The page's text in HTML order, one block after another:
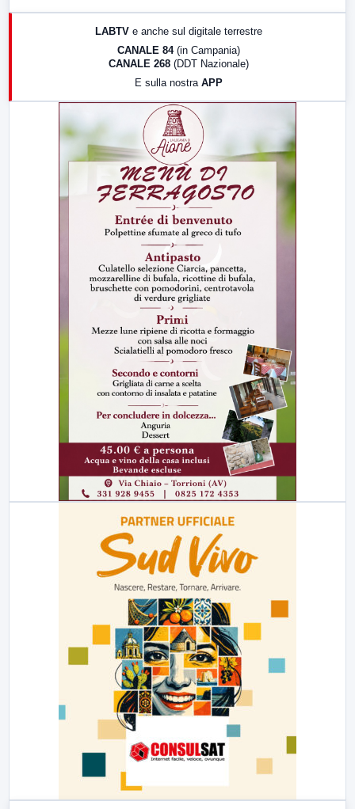
LABTV e anche sul digitale terrestre
CANALE 84 (in Campania)
CANALE 268 (DDT Nazionale)
E sulla nostra APP